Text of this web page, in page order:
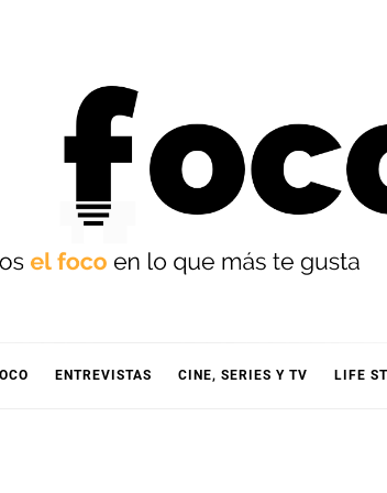
ENTREVISTAS CINE, SERIES Y TV LIFE